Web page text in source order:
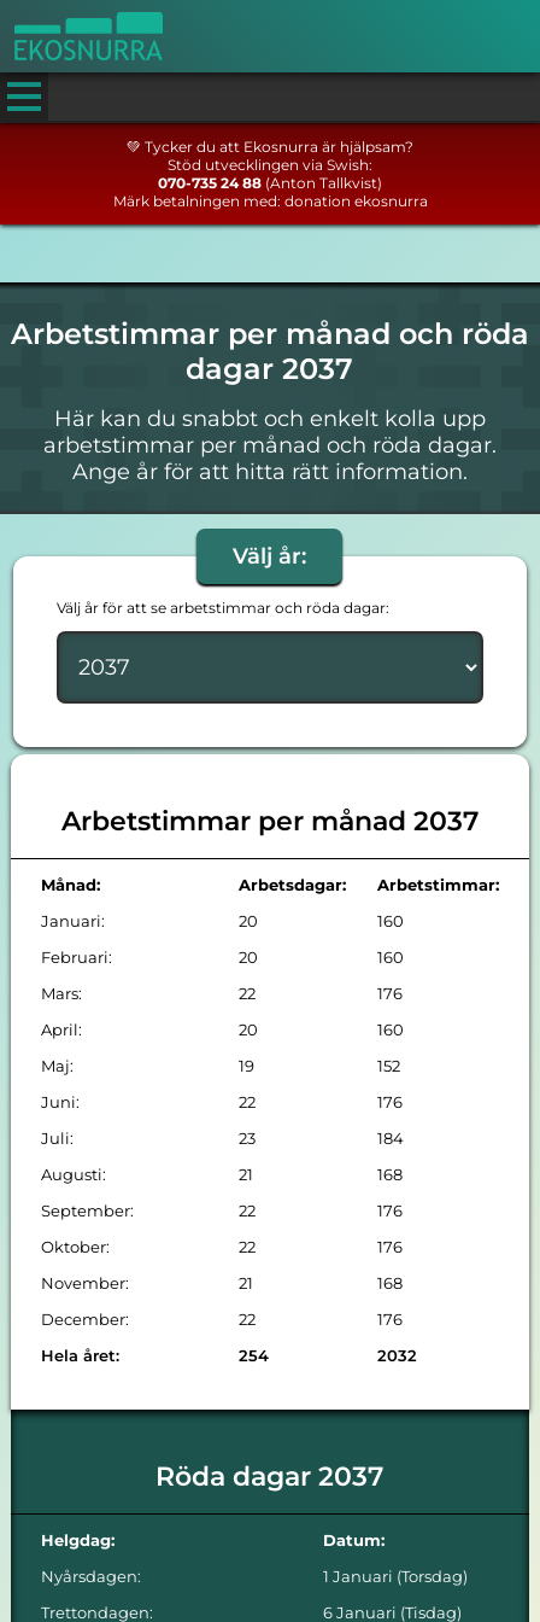
💚 Tycker du att Ekosnurra är hjälpsam?
Stöd utvecklingen via Swish:
070-735 24 88 (Anton Tallkvist)
Märk betalningen med: donation ekosnurra
Arbetstimmar per månad och röda
dagar 2037
Här kan du snabbt och enkelt kolla upp
arbetstimmar per månad och röda dagar.
Ange år för att hitta rätt information.
Välj år:
Välj år för att se arbetstimmar och röda dagar:
Arbetstimmar per månad 2037
Månad: Arbetsdagar:
Arbetstimmar:
Januari:
20
160
Februari:
20
160
Mars:
22
176
April:
20
160
Maj:
19
152
Juni:
22
176
Juli:
23
184
Augusti:
21
168
September:
22
176
Oktober:
22
176
November:
21
168
December:
22
176
Hela året:
254 2032
Röda dagar 2037
Helgdag:
Datum:
Nyårsdagen:
1 Januari (Torsdag)
Trettondagen:
6 Januari (Tisdag)